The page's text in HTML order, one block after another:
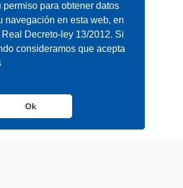
permiso para obtener datos
navegación en esta web, en
Decreto-ley 13/2012. Si
consideramos que acepta
Ok
permiso para obtener datos
navegación en esta web, en
Decreto-ley 13/2012. Si
consideramos que acepta
Ok